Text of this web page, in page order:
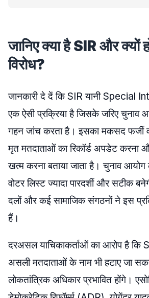
जानिए क्या है SIR और क्यों
विरोध?
जानकारी दे दें कि SIR यानी Special
एक ऐसी प्रक्रिया है जिसके जरिए चुनाव
गहन जांच करता है। इसका मकसद फर्जी
मृत मतदाताओं का रिकॉर्ड अपडेट करना
खत्म करना बताया जाता है। चुनाव
वोटर लिस्ट ज्यादा पारदर्शी और सटीक
दलों और कई सामाजिक संगठनों ने इस
हैं।
दरअसल याचिकाकर्ताओं का आरोप है कि
असली मतदाताओं के नाम भी हटाए जा
लोकतांत्रिक अधिकार प्रभावित होंगे।